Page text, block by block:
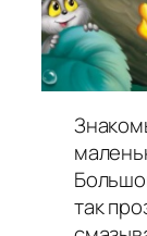
так